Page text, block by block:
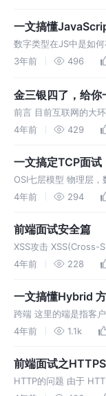
一文搞懂
数字类型在JS中是如
类型语言。与许多其
数、短、长、浮点等
3年前 496
金三银四了，给
前言 目前互联网的大
多的是头大。有的人是
的原因，知乎
4年前 429
一文搞定TCP面试
OSI七层模型 物理层
层，应用层 说一说三
一次
4年前 294
前端面试安全篇
XSS攻击 XSS(Cross-
击。攻击者在目标网站
4年前 228
一文搞懂Hybrid
跨端 这里的端是指客
含逻辑跨端和渲染跨
4年前 1.1k
前端面试之HTTPS
HTTP的问题 由于